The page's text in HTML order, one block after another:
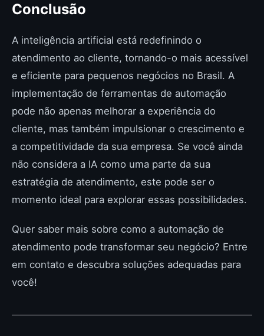
Conclusão
A inteligência artificial está redefinindo o
atendimento ao cliente, tornando-o mais acessível
e eficiente para pequenos negócios no Brasil. A
implementação de ferramentas de automação
pode não apenas melhorar a experiência do
cliente, mas também impulsionar o crescimento e
a competitividade da sua empresa. Se você ainda
não considera a IA como uma parte da sua
estratégia de atendimento, este pode ser o
momento ideal para explorar essas possibilidades.
Quer saber mais sobre como a automação de
atendimento pode transformar seu negócio? Entre
em contato e descubra soluções adequadas para
você!